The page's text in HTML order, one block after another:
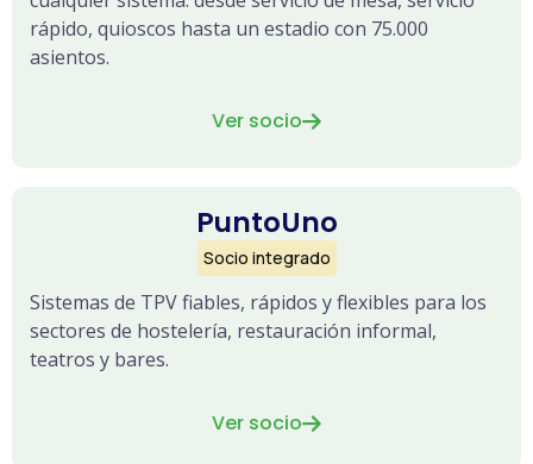
rápido, quioscos hasta un estadio con 75.000
asientos.
Ver socio
PuntoUno
Socio integrado
Sistemas de TPV fiables, rápidos y flexibles para los
sectores de hostelería, restauración informal,
teatros y bares.
Ver socio